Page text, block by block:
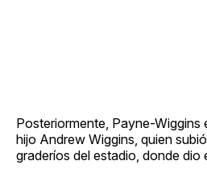
Posteriormente, Payne-Wiggins
hijo Andrew Wiggins, quien
graderíos del estadio, donde dio